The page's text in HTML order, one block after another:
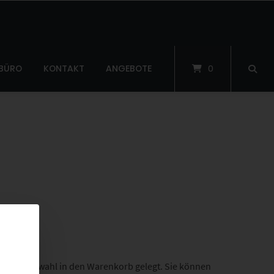
KONTAKT ANGEBOTE 0
Auswahl in den Warenkorb gelegt. Sie können